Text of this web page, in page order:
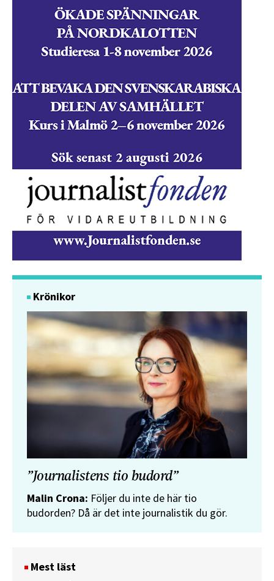
Krönikor
”Journalistens tio budord”
Malin Crona: Följer du inte de här tio
budorden? Då är det inte journalistik du gör.
Mest läst